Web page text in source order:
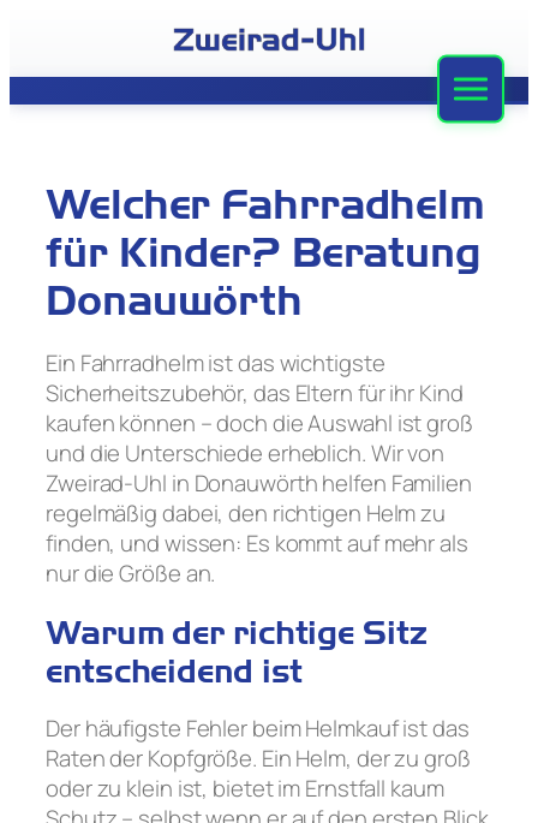
springen
Team
Kontakt
Welcher Fahrradhelm
für Kinder? Beratung
Donauwörth
Ein Fahrradhelm ist das wichtigste
Sicherheitszubehör, das Eltern für ihr Kind
kaufen können – doch die Auswahl ist groß
und die Unterschiede erheblich. Wir von
Zweirad-Uhl in Donauwörth helfen Familien
regelmäßig dabei, den richtigen Helm zu
finden, und wissen: Es kommt auf mehr als
nur die Größe an.
Warum der richtige Sitz
entscheidend ist
Der häufigste Fehler beim Helmkauf ist das
Raten der Kopfgröße. Ein Helm, der zu groß
oder zu klein ist, bietet im Ernstfall kaum